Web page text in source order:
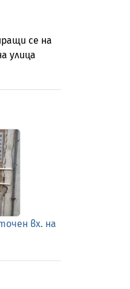
се на
улица
вх. на